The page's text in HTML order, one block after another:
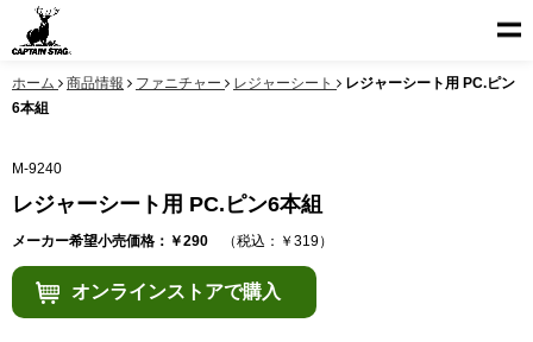
ホーム 商品情報 ファニチャー レジャーシート
レジャーシート用 PC.ピン
6本組
M-9240
レジャーシート用 PC.ピン6本組
メーカー希望小売価格：￥290 （税込：￥319）
オンラインストアで購入